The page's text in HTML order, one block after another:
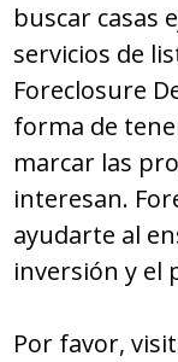
buscar casas
servicios de
Foreclosure
forma de
marcar las
interesan.
ayudarte al
inversión y el
Por favor,